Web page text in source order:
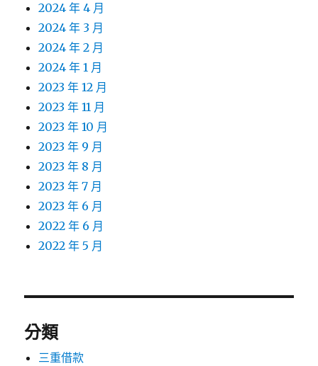
2024 年 4 月
2024 年 3 月
2024 年 2 月
2024 年 1 月
2023 年 12 月
2023 年 11 月
2023 年 10 月
2023 年 9 月
2023 年 8 月
2023 年 7 月
2023 年 6 月
2022 年 6 月
2022 年 5 月
分類
三重借款